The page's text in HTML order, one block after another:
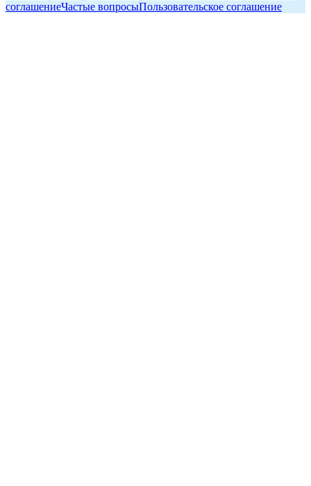
соглашениеЧастые вопросыПользовательское соглашение